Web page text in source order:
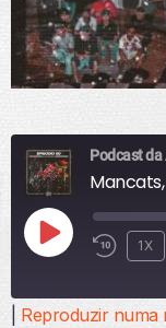
Podcast da
R
E
1X
Reproduzir numa